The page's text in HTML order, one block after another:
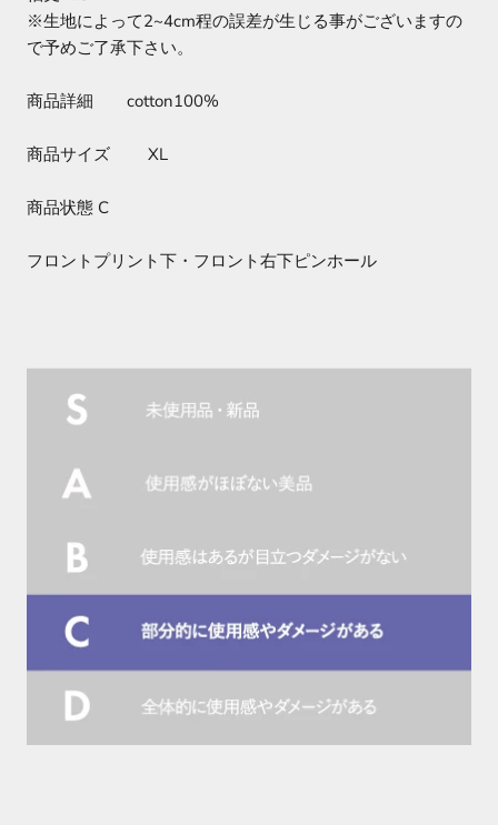
※生地によって2~4cm程の誤差が生じる事がございますの
で予めご了承下さい。
商品詳細 cotton100%
商品サイズ XL
商品状態 C
フロントプリント下・フロント右下ピンホール